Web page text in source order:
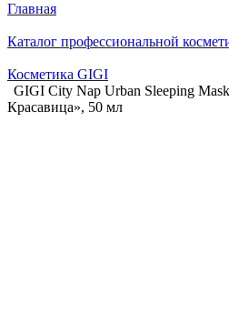
Главная
Каталог профессиональной
Косметика GIGI
GIGI City Nap Urban Sleeping
Красавица», 50 мл